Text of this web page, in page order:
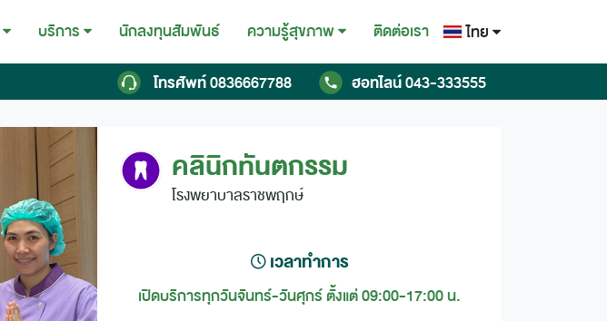
บริการ นักลงทุนสัมพันธ์ ความรู้สุขภาพ ติดต่อเรา ไทย
English
โทรศัพท์0836667788 ฮอทไลน์043-333555
คลินิกทันตกรรม
โรงพยาบาลราชพฤกษ์
เวลาทำการ
เปิดบริการทุกวันจันทร์-วันศุกร์ ตั้งแต่ 09:00-17:00 น.